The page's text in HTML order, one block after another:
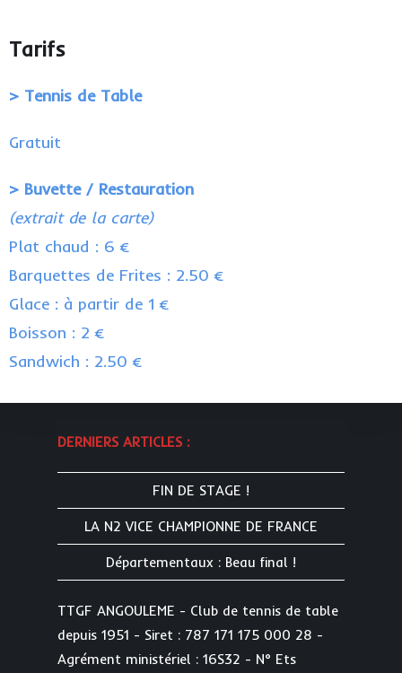
Tarifs
> Tennis de Table
Gratuit
> Buvette / Restauration
(extrait de la carte)
Plat chaud : 6 €
Barquettes de Frites : 2.50 €
Glace : à partir de 1 €
Boisson : 2 €
Sandwich : 2.50 €
DERNIERS ARTICLES :
FIN DE STAGE !
LA N2 VICE CHAMPIONNE DE FRANCE
Départementaux : Beau final !
TTGF ANGOULEME - Club de tennis de table
depuis 1951 - Siret : 787 171 175 000 28 -
Agrément ministériel : 16S32 - N° Ets